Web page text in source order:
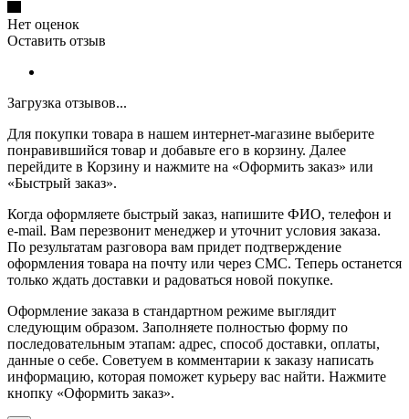
Нет оценок
Оставить отзыв
Загрузка отзывов...
Для покупки товара в нашем интернет-магазине выберите
понравившийся товар и добавьте его в корзину. Далее
перейдите в Корзину и нажмите на «Оформить заказ» или
«Быстрый заказ».
Когда оформляете быстрый заказ, напишите ФИО, телефон и
e-mail. Вам перезвонит менеджер и уточнит условия заказа.
По результатам разговора вам придет подтверждение
оформления товара на почту или через СМС. Теперь останется
только ждать доставки и радоваться новой покупке.
Оформление заказа в стандартном режиме выглядит
следующим образом. Заполняете полностью форму по
последовательным этапам: адрес, способ доставки, оплаты,
данные о себе. Советуем в комментарии к заказу написать
информацию, которая поможет курьеру вас найти. Нажмите
кнопку «Оформить заказ».